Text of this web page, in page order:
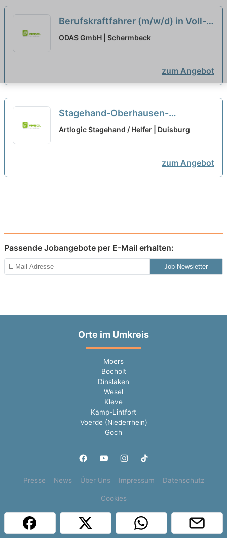
Berufskraftfahrer (m/w/d) in Voll-,
Teilzeit oder als Minijob in Velen
ODAS GmbH | Schermbeck
zum Angebot
Stagehand-Oberhausen-
JobGabelstaplerfahrer-Bonn-
Artlogic Stagehand / Helfer | Duisburg
zum Angebot
Passende Jobangebote per E-Mail erhalten:
Job Newsletter
Orte im Umkreis
Moers
Bocholt
Dinslaken
Wesel
Kleve
Kamp-Lintfort
Voerde (Niederrhein)
Goch
Presse News Über Uns Impressum Datenschutz
Cookies
Copyright © 2000 - 2026 | 1A Infosysteme GmbH | Content by: 1a-sites-jobs
09.08.2026